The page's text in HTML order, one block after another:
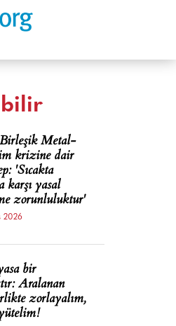
Metal-
krizine dair
'Sıcakta
karşı yasal
zorunluluktur'
2026
bir
Aralanan
zorlayalım,